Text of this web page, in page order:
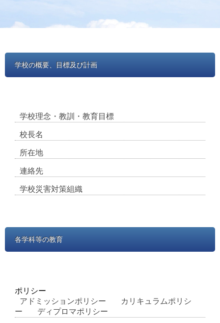
学校の概要、目標及び計画
学校理念・教訓・教育目標
校長名
所在地
連絡先
学校災害対策組織
各学科等の教育
ポリシー
アドミッションポリシー
カリキュラムポリシ
ー
ディプロマポリシー